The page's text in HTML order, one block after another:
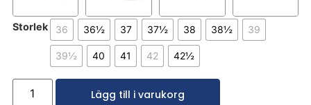
Storlek 36 36½ 37 37½ 38 38½ 39
39½ 40 41 42 42½
Lägg till i varukorg